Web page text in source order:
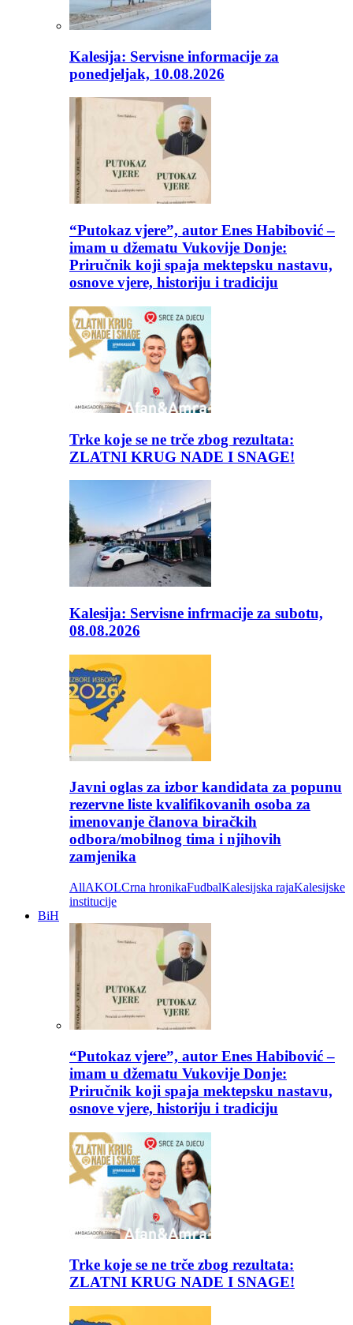
Kalesija: Servisne informacije za
ponedjeljak, 10.08.2026
“Putokaz vjere”, autor Enes Habibović –
imam u džematu Vukovije Donje:
Priručnik koji spaja mektepsku nastavu,
osnove vjere, historiju i tradiciju
Trke koje se ne trče zbog rezultata:
ZLATNI KRUG NADE I SNAGE!
Kalesija: Servisne infrmacije za subotu,
08.08.2026
Javni oglas za izbor kandidata za popunu
rezervne liste kvalifikovanih osoba za
imenovanje članova biračkih
odbora/mobilnog tima i njihovih
zamjenika
AllAKOLCrna hronikaFudbalKalesijska rajaKalesijske
institucije
BiH
“Putokaz vjere”, autor Enes Habibović –
imam u džematu Vukovije Donje:
Priručnik koji spaja mektepsku nastavu,
osnove vjere, historiju i tradiciju
Trke koje se ne trče zbog rezultata:
ZLATNI KRUG NADE I SNAGE!